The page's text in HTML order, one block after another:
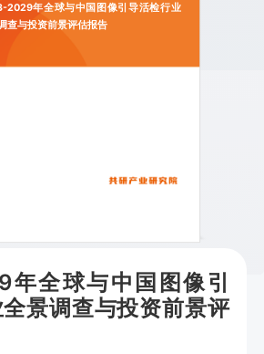
2029年全球与中国图像引导活检行业
查与投资前景评估报告
全球与中国图像引
景调查与投资前景评